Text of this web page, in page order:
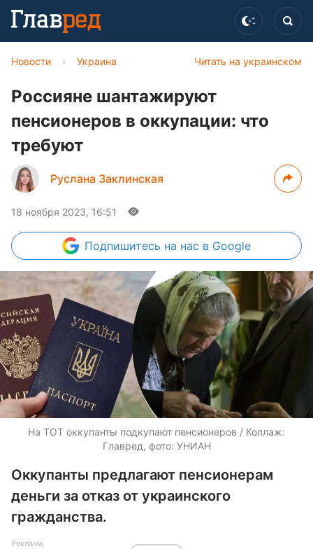
Читать на украинском
Новости › Украина
Россияне шантажируют
пенсионеров в оккупации: что
требуют
Руслана Заклинская
18 ноября 2023, 16:51
Подпишитесь на нас в Google
На ТОТ оккупанты подкупают пенсионеров / Коллаж:
Главред, фото: УНИАН
Оккупанты предлагают пенсионерам
деньги за отказ от украинского
гражданства.
Реклама